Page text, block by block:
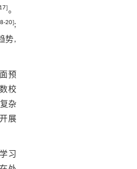
17]。
-20];
势,
预
校
杂
展
习